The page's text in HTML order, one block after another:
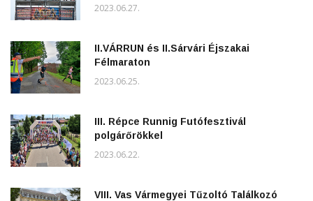
2023.06.27.
II.VÁRRUN és II.Sárvári Éjszakai
Félmaraton
2023.06.25.
III. Répce Runnig Futófesztivál
polgárőrökkel
2023.06.22.
VIII. Vas Vármegyei Tűzoltó Találkozó